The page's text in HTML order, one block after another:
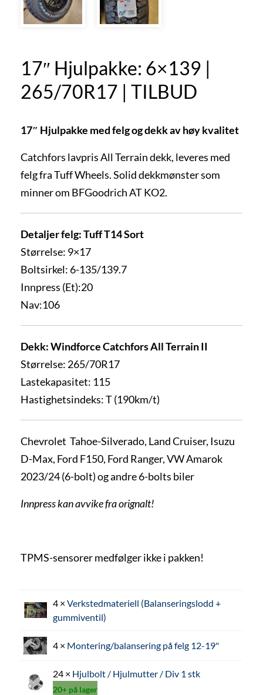
17″ Hjulpakke: 6×139 |
265/70R17 | TILBUD
17″ Hjulpakke med felg og dekk av høy kvalitet
Catchfors lavpris All Terrain dekk, leveres med
felg fra Tuff Wheels. Solid dekkmønster som
minner om BFGoodrich AT KO2.
Detaljer felg: Tuff T14 Sort
Størrelse: 9×17
Boltsirkel: 6-135/139.7
Innpress (Et):20
Nav:106
Dekk: Windforce Catchfors All Terrain II
Størrelse: 265/70R17
Lastekapasitet: 115
Hastighetsindeks: T (190km/t)
Chevrolet Tahoe-Silverado, Land Cruiser, Isuzu
D-Max, Ford F150, Ford Ranger, VW Amarok
2023/24 (6-bolt) og andre 6-bolts biler
Innpress kan avvike fra orignalt!
TPMS-sensorer medfølger ikke i pakken!
4 × Verkstedmateriell (Balanseringslodd +
gummiventil)
4 × Montering/balansering på felg 12-19"
24 × Hjulbolt / Hjulmutter / Div 1 stk
20+ på lager